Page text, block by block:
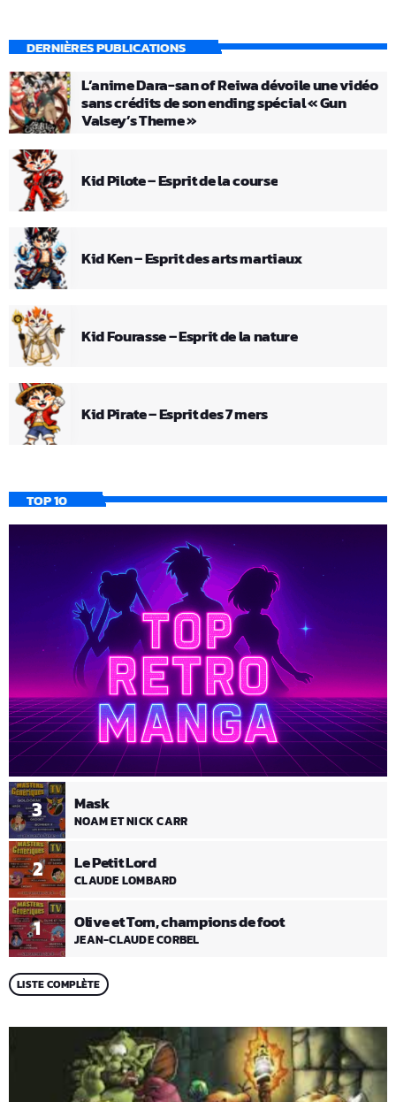
DERNIÈRES PUBLICATIONS
L’anime Dara-san of Reiwa dévoile une vidéo
sans crédits de son ending spécial « Gun
Valsey’s Theme »
Kid Pilote – Esprit de la course
Kid Ken – Esprit des arts martiaux
Kid Fourasse – Esprit de la nature
Kid Pirate – Esprit des 7 mers
TOP 10
1 Olive et Tom, champions de foot
JEAN-CLAUDE CORBEL
2 Le Petit Lord
CLAUDE LOMBARD
3 Mask
NOAM ET NICK CARR
LISTE COMPLÈTE